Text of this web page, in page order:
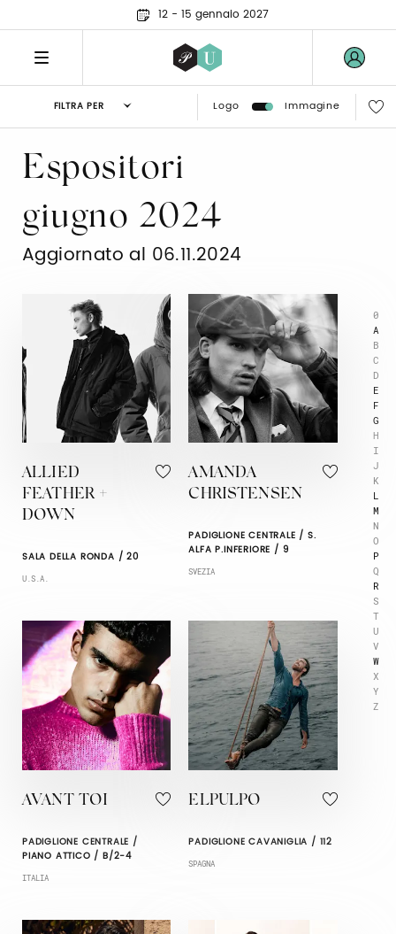
12 - 15 gennaio 2027
FILTRA PER Logo Immagine
0
A
B
C
D
E
F
G
H
I
J
K
L
M
N
O
P
Q
R
S
T
U
V
W
X
Y
Z
Espositori
giugno 2024
Aggiornato al 06.11.2024
ALLIED
FEATHER +
DOWN
SALA DELLA RONDA / 20
U.S.A.
AMANDA
CHRISTENSEN
PADIGLIONE CENTRALE / S.
ALFA P.INFERIORE / 9
SVEZIA
AVANT TOI
PADIGLIONE CENTRALE /
PIANO ATTICO / B/2-4
ITALIA
ELPULPO
PADIGLIONE CAVANIGLIA / 112
SPAGNA